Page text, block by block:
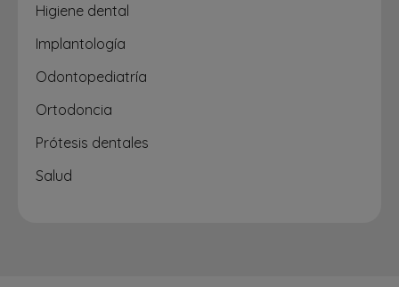
Higiene dental
Implantología
Odontopediatría
Ortodoncia
Prótesis dentales
Salud